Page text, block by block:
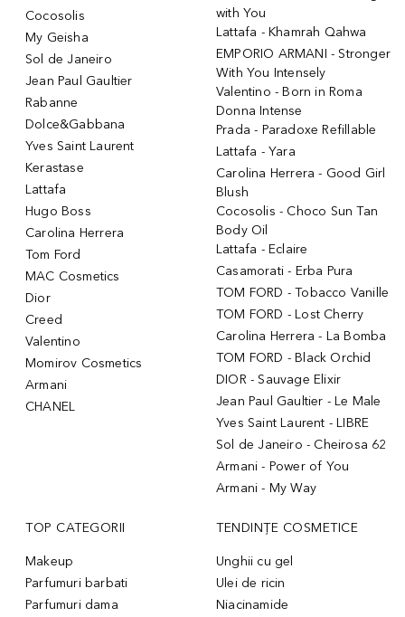
Cocosolis
My Geisha
Sol de Janeiro
Jean Paul Gaultier
Rabanne
Dolce&Gabbana
Yves Saint Laurent
Kerastase
Lattafa
Hugo Boss
Carolina Herrera
Tom Ford
MAC Cosmetics
Dior
Creed
Valentino
Momirov Cosmetics
Armani
CHANEL
with You
Lattafa - Khamrah Qahwa
EMPORIO ARMANI - Stronger
With You Intensely
Valentino - Born in Roma
Donna Intense
Prada - Paradoxe Refillable
Lattafa - Yara
Carolina Herrera - Good Girl
Blush
Cocosolis - Choco Sun Tan
Body Oil
Lattafa - Eclaire
Casamorati - Erba Pura
TOM FORD - Tobacco Vanille
TOM FORD - Lost Cherry
Carolina Herrera - La Bomba
TOM FORD - Black Orchid
DIOR - Sauvage Elixir
Jean Paul Gaultier - Le Male
Yves Saint Laurent - LIBRE
Sol de Janeiro - Cheirosa 62
Armani - Power of You
Armani - My Way
TOP CATEGORII
Makeup
Parfumuri barbati
Parfumuri dama
TENDINȚE COSMETICE
Unghii cu gel
Ulei de ricin
Niacinamide